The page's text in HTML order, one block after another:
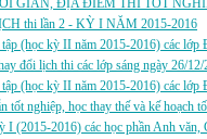
GIAN, ĐỊA ĐIỂM THI TỐT
thi lần 2 - KỲ I NĂM 2015-2016
(học kỳ II năm 2015-2016) các
đổi lịch thi các lớp sáng ngày 26/
(học kỳ II năm 2015-2016) các
tốt nghiệp, học thay thế và kế hoạch
I (2015-2016) các học phần Anh